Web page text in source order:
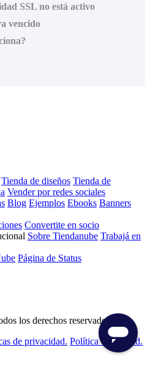
SSL no está activo
vencido
Tienda de diseños Tienda de
Vender por redes sociales
Blog Ejemplos Ebooks Banners
Convertite en socio
Sobre Tiendanube Trabajá en
Página de Status
los derechos reservados.
de privacidad. Política de calidad.